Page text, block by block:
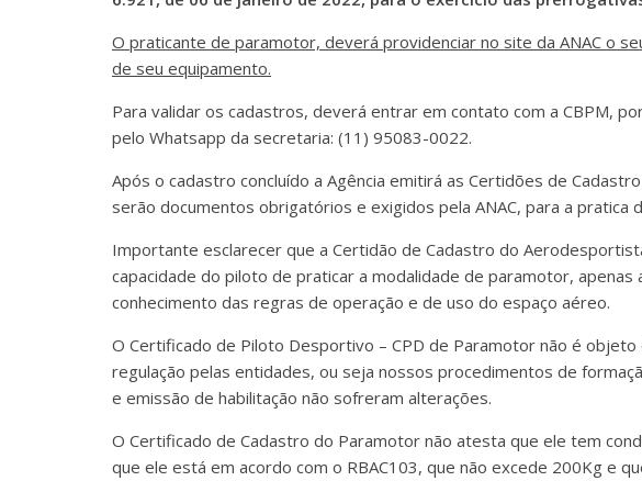
O praticante de paramotor, deverá providenciar no site da ANAC o
de seu equipamento.
Para validar os cadastros, deverá entrar em contato com a CBPM,
pelo Whatsapp da secretaria: (11) 95083-0022.
Após o cadastro concluído a Agência emitirá as Certidões de
serão documentos obrigatórios e exigidos pela ANAC, para a pratica
Importante esclarecer que a Certidão de Cadastro do
capacidade do piloto de praticar a modalidade de paramotor,
conhecimento das regras de operação e de uso do espaço aéreo.
O Certificado de Piloto Desportivo – CPD de Paramotor não é objeto
regulação pelas entidades, ou seja nossos procedimentos de
e emissão de habilitação não sofreram alterações.
O Certificado de Cadastro do Paramotor não atesta que ele tem
que ele está em acordo com o RBAC103, que não excede 200Kg e